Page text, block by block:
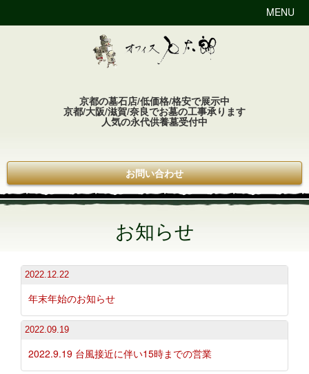
MENU
京都の墓石店/低価格/格安で展示中
京都/大阪/滋賀/奈良でお墓の工事承ります
人気の永代供養墓受付中
お問い合わせ
お知らせ
2022.12.22
年末年始のお知らせ
2022.09.19
2022.9.19 台風接近に伴い15時までの営業